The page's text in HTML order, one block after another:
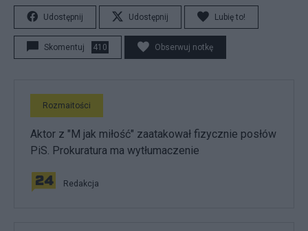
Udostępnij Udostępnij Lubię to!
Skomentuj 410 Obserwuj notkę
Rozmaitości
Aktor z "M jak miłość" zaatakował fizycznie posłów
PiS. Prokuratura ma wytłumaczenie
Redakcja